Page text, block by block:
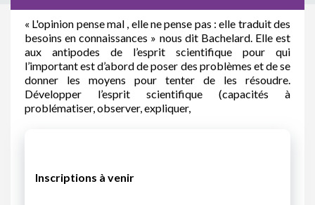
« L'opinion pense mal , elle ne pense pas : elle traduit des
besoins en connaissances » nous dit Bachelard. Elle est
aux antipodes de l’esprit scientifique pour qui
l’important est d’abord de poser des problèmes et de se
donner les moyens pour tenter de les résoudre.
Développer l’esprit scientifique (capacités à
problématiser, observer, expliquer,
Inscriptions à venir